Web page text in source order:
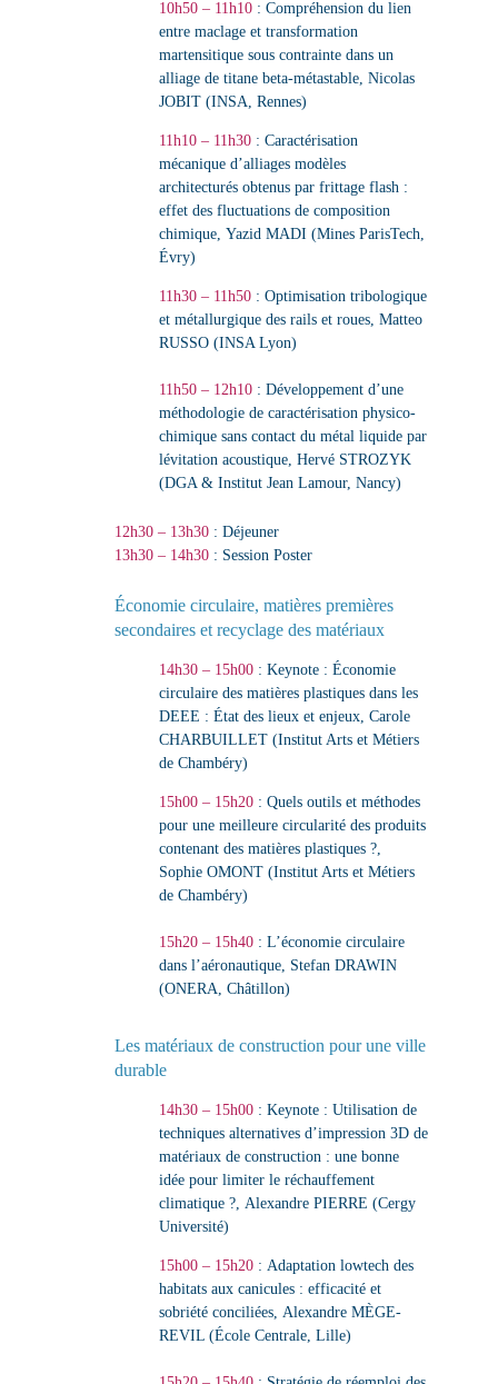
10h50 – 11h10 : Compréhension du lien
entre maclage et transformation
martensitique sous contrainte dans un
alliage de titane beta-métastable, Nicolas
JOBIT (INSA, Rennes)
11h10 – 11h30: Caractérisation
mécanique d’alliages modèles
architecturés obtenus par frittage flash :
effet des fluctuations de composition
chimique, Yazid MADI (Mines ParisTech,
Évry)
11h30 – 11h50: Optimisation tribologique
et métallurgique des rails et roues, Matteo
RUSSO (INSA Lyon)
11h50 – 12h10: Développement d’une
méthodologie de caractérisation physico-
chimique sans contact du métal liquide par
lévitation acoustique, Hervé STROZYK
(DGA & Institut Jean Lamour, Nancy)
12h30 – 13h30: Déjeuner
13h30 – 14h30: Session Poster
Économie circulaire, matières premières
secondaires et recyclage des matériaux
14h30 – 15h00: Keynote : Économie
circulaire des matières plastiques dans les
DEEE : État des lieux et enjeux, Carole
CHARBUILLET (Institut Arts et Métiers
de Chambéry)
15h00 – 15h20: Quels outils et méthodes
pour une meilleure circularité des produits
contenant des matières plastiques ?,
Sophie OMONT (Institut Arts et Métiers
de Chambéry)
15h20 – 15h40: L’économie circulaire
dans l’aéronautique, Stefan DRAWIN
(ONERA, Châtillon)
Les matériaux de construction pour une ville
durable
14h30 – 15h00: Keynote : Utilisation de
techniques alternatives d’impression 3D de
matériaux de construction : une bonne
idée pour limiter le réchauffement
climatique ?, Alexandre PIERRE (Cergy
Université)
15h00 – 15h20: Adaptation lowtech des
habitats aux canicules : efficacité et
sobriété conciliées, Alexandre MÈGE-
REVIL (École Centrale, Lille)